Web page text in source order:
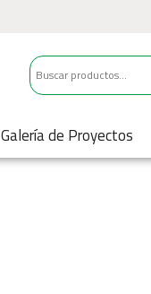
Galería de Proyectos